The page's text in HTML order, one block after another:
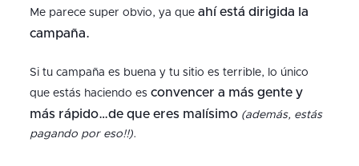
Me parece super obvio, ya que ahí está dirigida la
campaña.
Si tu campaña es buena y tu sitio es terrible, lo único
que estás haciendo es convencer a más gente y
más rápido…de que eres malísimo (además, estás
pagando por eso!!).